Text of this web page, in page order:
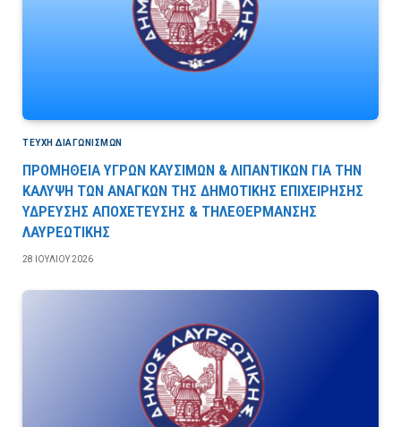
ΤΕΎΧΗ ΔΙΑΓΩΝΙΣΜΏΝ
ΠΡΟΜΗΘΕΙΑ ΥΓΡΩΝ ΚΑΥΣΙΜΩΝ & ΛΙΠΑΝΤΙΚΩΝ ΓΙΑ ΤΗΝ
ΚΑΛΥΨΗ ΤΩΝ ΑΝΑΓΚΩΝ ΤΗΣ ΔΗΜΟΤΙΚΗΣ ΕΠΙΧΕΙΡΗΣΗΣ
ΥΔΡΕΥΣΗΣ ΑΠΟΧΕΤΕΥΣΗΣ & ΤΗΛΕΘΕΡΜΑΝΣΗΣ
ΛΑΥΡΕΩΤΙΚΗΣ
28 ΙΟΥΛΊΟΥ 2026